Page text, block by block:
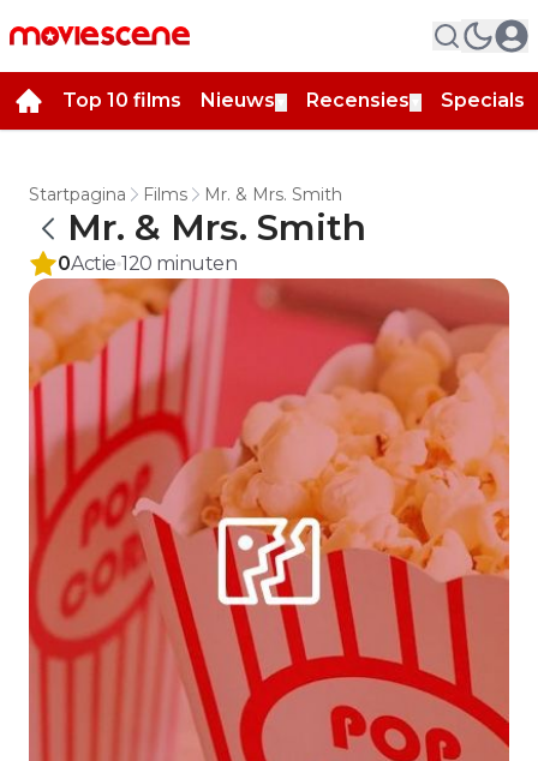
Top 10 films Nieuws Recensies Specials
Startpagina Films Mr. & Mrs. Smith
Mr. & Mrs. Smith
0Actie 120 minuten